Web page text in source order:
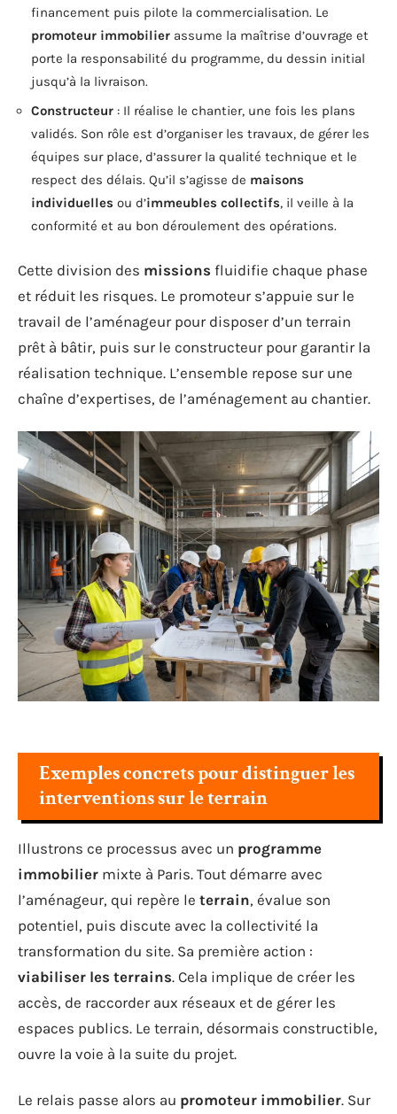
financement puis pilote la commercialisation. Le
promoteur immobilier assume la maîtrise d’ouvrage et
porte la responsabilité du programme, du dessin initial
jusqu’à la livraison.
Constructeur : Il réalise le chantier, une fois les plans
validés. Son rôle est d’organiser les travaux, de gérer les
équipes sur place, d’assurer la qualité technique et le
respect des délais. Qu’il s’agisse de maisons
individuelles ou d’immeubles collectifs, il veille à la
conformité et au bon déroulement des opérations.
Cette division des missions fluidifie chaque phase
et réduit les risques. Le promoteur s’appuie sur le
travail de l’aménageur pour disposer d’un terrain
prêt à bâtir, puis sur le constructeur pour garantir la
réalisation technique. L’ensemble repose sur une
chaîne d’expertises, de l’aménagement au chantier.
Exemples concrets pour distinguer les
interventions sur le terrain
Illustrons ce processus avec un programme
immobilier mixte à Paris. Tout démarre avec
l’aménageur, qui repère le terrain, évalue son
potentiel, puis discute avec la collectivité la
transformation du site. Sa première action :
viabiliser les terrains. Cela implique de créer les
accès, de raccorder aux réseaux et de gérer les
espaces publics. Le terrain, désormais constructible,
ouvre la voie à la suite du projet.
Le relais passe alors au promoteur immobilier. Sur